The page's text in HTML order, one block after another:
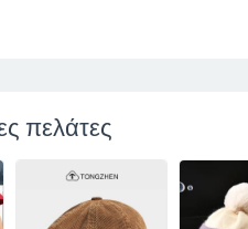
πελάτες